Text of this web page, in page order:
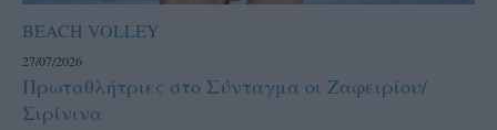
BEACH VOLLEY
27/07/2026
Πρωταθλήτριες στο Σύνταγμα οι Ζαφειρίου/
Σιρίνινα